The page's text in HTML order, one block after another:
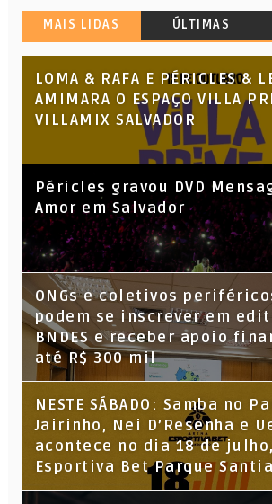
MAIS LIDAS ÚLTIMAS
LOMA & RAFA E PÉRICLES &
AMIMARA O ESPAÇO VILLA
VILLAMIX SALVADOR
Péricles gravou DVD
Amor em Salvador
ONGs e coletivos
podem se inscrever em
BNDES e receber apoio
até R$ 300 mil
NESTE SÁBADO: Samba no
Jairinho, Nei D’Resenha e
acontece no dia 18 de
Esportiva Bet Parque